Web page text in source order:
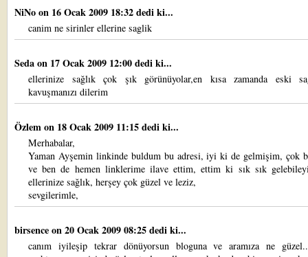
NiNoon 16 Ocak 2009 18:32 dedi ki...
canim ne sirinler ellerine saglik
Sedaon 17 Ocak 2009 12:00 dedi ki...
ellerinize sağlık çok şık görünüyolar,en kısa zamanda eski
kavuşmanızı dilerim
Özlemon 18 Ocak 2009 11:15 dedi ki...
Merhabalar,
Yaman Ayşemin linkinde buldum bu adresi, iyi ki de gelmişim, çok
ve ben de hemen linklerime ilave ettim, ettim ki sık sık
ellerinize sağlık, herşey çok güzel ve leziz,
sevgilerimle,
birsenceon 20 Ocak 2009 08:25 dedi ki...
canım iyileşip tekrar dönüyorsun bloguna ve aramıza ne